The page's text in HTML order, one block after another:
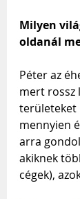
Milyen
oldanál
Péter az
mert rossz
területeket
mennyien
arra
akiknek
cégek),